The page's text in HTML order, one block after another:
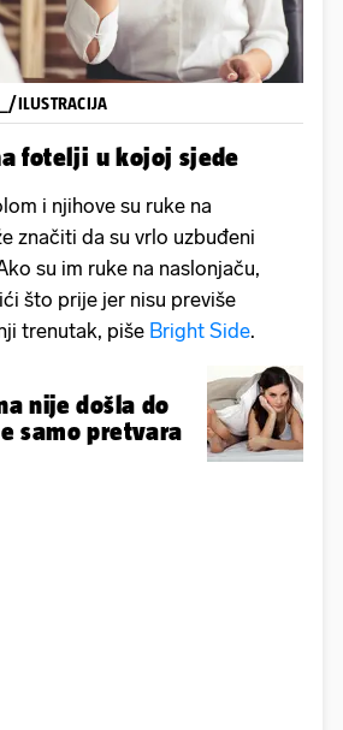
fotelji u kojoj sjede
i njihove su ruke na
značiti da su vrlo uzbuđeni
su im ruke na naslonjaču,
što prije jer nisu previše
trenutak, piše Bright Side.
nije došla do
samo pretvara